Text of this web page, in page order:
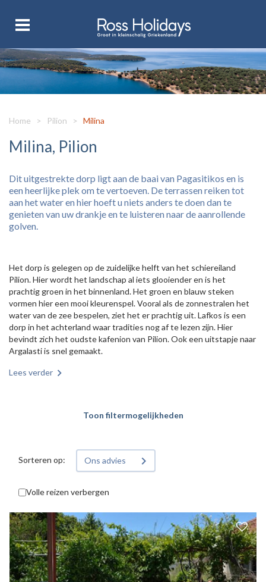
Home > Pilion > Milina
Milina, Pilion
Dit uitgestrekte dorp ligt aan de baai van Pagasitikos en is
een heerlijke plek om te vertoeven. De terrassen reiken tot
aan het water en hier hoeft u niets anders te doen dan te
genieten van uw drankje en te luisteren naar de aanrollende
golven.
Het dorp is gelegen op de zuidelijke helft van het schiereiland
Pilion. Hier wordt het landschap al iets glooiender en is het
prachtig groen in het binnenland. Het groen en blauw steken
vormen hier een mooi kleurenspel. Vooral als de zonnestralen het
water van de zee bespelen, ziet het er prachtig uit. Lafkos is een
dorp in het achterland waar tradities nog af te lezen zijn. Hier
bevindt zich het oudste kafenion van Pilion. Ook een uitstapje naar
Argalasti is snel gemaakt.
Lees verder
Toon filtermogelijkheden
Sorteren op: Ons advies
Volle reizen verbergen